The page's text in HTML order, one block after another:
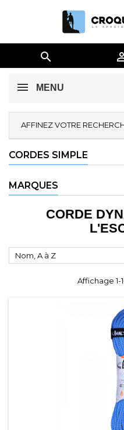

MENU
AFFINEZ VOTRE
CORDES SIMPLE
MARQUES
CORDE
Nom, A à Z
Affichage 1-